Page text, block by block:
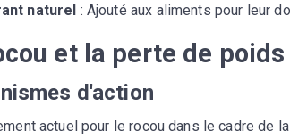
naturel : Ajouté aux aliments pour leur
et la perte de poids
d'action
actuel pour le rocou dans le cadre